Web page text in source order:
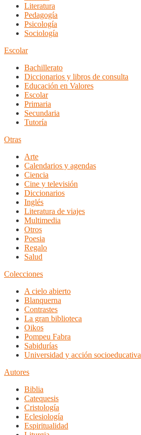
Literatura
Pedagogía
Psicología
Sociología
Escolar
Bachillerato
Diccionarios y libros de consulta
Educación en Valores
Escolar
Primaria
Secundaria
Tutoría
Otras
Arte
Calendarios y agendas
Ciencia
Cine y televisión
Diccionarios
Inglés
Literatura de viajes
Multimedia
Otros
Poesia
Regalo
Salud
Colecciones
A cielo abierto
Blanquerna
Contrastes
La gran biblioteca
Oikos
Pompeu Fabra
Sabidurías
Universidad y acción socioeducativa
Autores
Biblia
Catequesis
Cristología
Eclesiología
Espiritualidad